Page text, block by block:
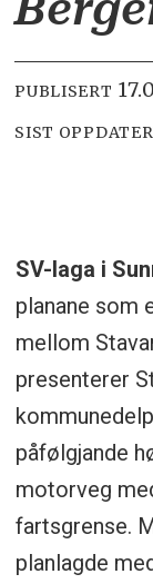
PUBLISERT
SIST
SV-laga i
planane som
mellom
presenterer
påfølgjande
motorveg
fartsgrense.
planlagde